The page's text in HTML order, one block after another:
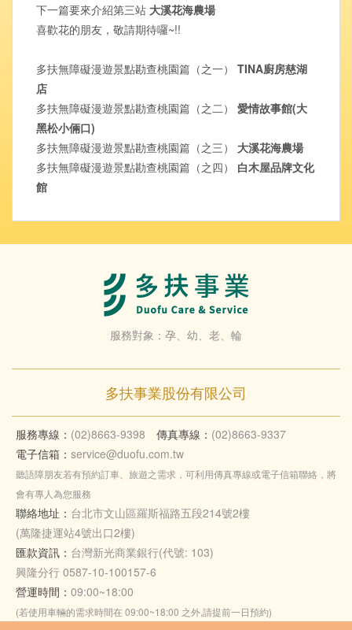
下一篇要來介紹第三站 大溪花海農場
喜歡花的朋友，敬請期待囉~!!
多扶無障礙漫遊景點勘查桃園篇（之一） TINA廚房慈湖
店
多扶無障礙漫遊景點勘查桃園篇（之二） 愛情故事館(大
黑松小倆口)
多扶無障礙漫遊景點勘查桃園篇（之三） 大溪花海農場
多扶無障礙漫遊景點勘查桃園篇（之四） 白木屋品牌文化
館
服務對象：孕、幼、老、輪
多扶事業股份有限公司
服務專線： (02)8663-9398 傳真專線： (02)8663-9337
電子信箱： service@duofu.com.tw
聽語障朋友若有預約訂車、旅遊之需求，可利用傳真專線或電子信箱聯絡，將
會有專人為您服務
聯絡地址： 台北市文山區羅斯福路五段214號2樓
(萬隆捷運站4號出口2樓)
匯款資訊： 台灣新光商業銀行(代號: 103)
興隆分行 0587-10-100157-6
營運時間： 09:00~18:00
(若使用車輛的需求時間在 09:00~18:00 之外,請提前一日預約)